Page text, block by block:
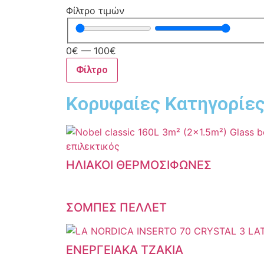
Φίλτρο τιμών
0€ — 100€
Φίλτρο
Κορυφαίες
ΗΛΙΑΚΟΙ ΘΕΡΜΟΣΙΦΩΝΕΣ
ΣΟΜΠΕΣ ΠΕΛΛΕΤ
ΕΝΕΡΓΕΙΑΚΑ ΤΖΑΚΙΑ